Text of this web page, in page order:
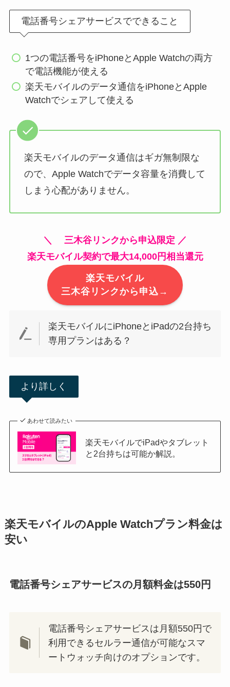
電話番号シェアサービスでできること
1つの電話番号をiPhoneとApple Watchの両方
で電話機能が使える
楽天モバイルのデータ通信をiPhoneとApple
Watchでシェアして使える
楽天モバイルのデータ通信はギガ無制限な
ので、Apple Watchでデータ容量を消費して
しまう心配がありません。
＼ 三木谷リンクから申込限定 ／
楽天モバイル契約で最大14,000円相当還元
楽天モバイル
三木谷リンクから申込→
楽天モバイルにiPhoneとiPadの2台持ち
専用プランはある？
より詳しく
あわせて読みたい
楽天モバイルでiPadやタブレット
と2台持ちは可能か解説。
楽天モバイルのApple Watchプラン料金は
安い
電話番号シェアサービスの月額料金は550円
電話番号シェアサービスは月額550円で
利用できるセルラー通信が可能なスマ
ートウォッチ向けのオプションです。